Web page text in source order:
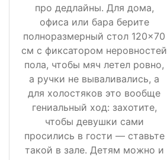
про дедлайны. Для дома,
офиса или бара берите
полноразмерный стол 120×70
см с фиксатором неровностей
пола, чтобы мяч летел ровно,
а ручки не вываливались, а
для холостяков это вообще
гениальный ход: захотите,
чтобы девушки сами
просились в гости — ставьте
такой в зале. Детям можно и